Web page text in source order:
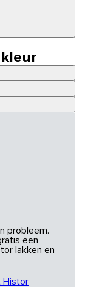
probleem.
een
lakken en
Histor